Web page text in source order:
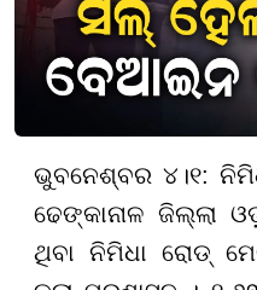
ଭୁବନେଶ୍ବର ୪।୧:
ଢେଙ୍କାନାଳ ଜିଲ୍ଲା
ଥିବା ନିମିଧା ରୋଡ୍